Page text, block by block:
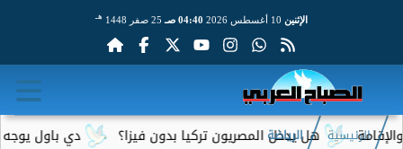
الإثنين 04:40 صـ 25 صفر 1448 هـ
دي باول يوجه رسالة هل يدخل المصريون تركيا بدون فيزا؟
الرئيسية الرياضة